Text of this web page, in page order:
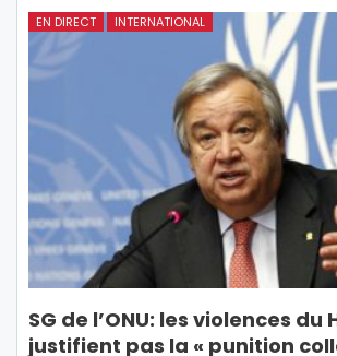
EN DIRECT INTERNATIONAL
SG de l’ONU: les violences du
justifient pas la « punition